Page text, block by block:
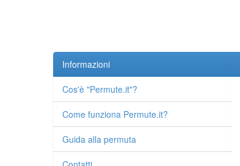
Informazioni
Cos'è "Permute.it"?
Come funziona Permute.it?
Guida alla permuta